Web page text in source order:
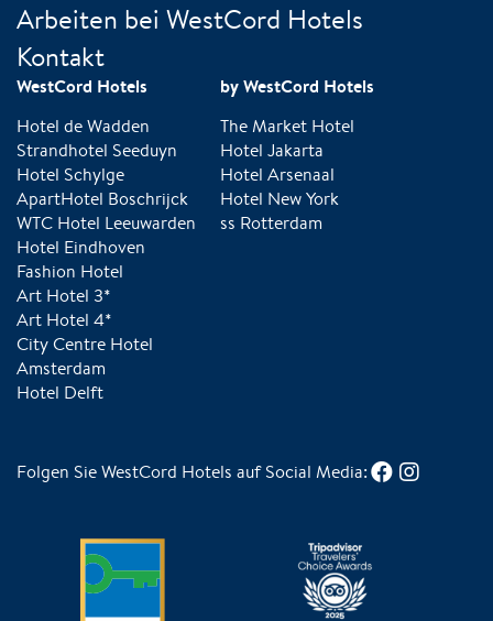
Arbeiten bei WestCord Hotels
Kontakt
WestCord Hotels
Hotel de Wadden
Strandhotel Seeduyn
Hotel Schylge
ApartHotel Boschrijck
WTC Hotel Leeuwarden
Hotel Eindhoven
Fashion Hotel
Art Hotel 3*
Art Hotel 4*
City Centre Hotel
Amsterdam
Hotel Delft
by WestCord Hotels
The Market Hotel
Hotel Jakarta
Hotel Arsenaal
Hotel New York
ss Rotterdam
Folgen Sie WestCord Hotels auf Social Media: